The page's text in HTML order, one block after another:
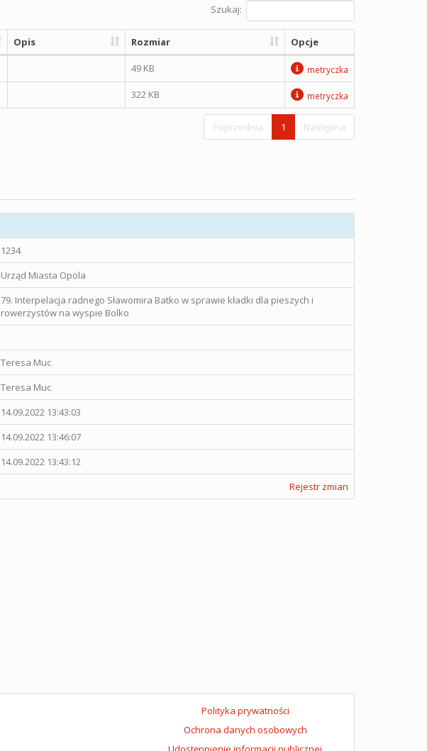
Szukaj:
Opis Rozmiar Opcje
49 KB metryczka
322 KB metryczka
Poprzednia 1 Następna
1234
Urząd Miasta Opola
79. Interpelacja radnego Sławomira Batko w sprawie kładki dla pieszych i
rowerzystów na wyspie Bolko
Teresa Muc
Teresa Muc
14.09.2022 13:43:03
14.09.2022 13:46:07
14.09.2022 13:43:12
Rejestr zmian
Polityka prywatności
Ochrona danych osobowych